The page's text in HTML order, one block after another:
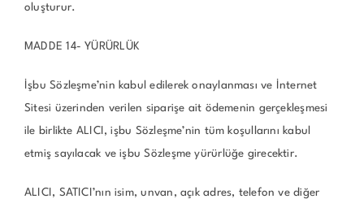
oluşturur.
MADDE 14- YÜRÜRLÜK
İşbu Sözleşme’nin kabul edilerek onaylanması ve İnternet
Sitesi üzerinden verilen siparişe ait ödemenin gerçekleşmesi
ile birlikte ALICI, işbu Sözleşme’nin tüm koşullarını kabul
etmiş sayılacak ve işbu Sözleşme yürürlüğe girecektir.
ALICI, SATICI’nın isim, unvan, açık adres, telefon ve diğer